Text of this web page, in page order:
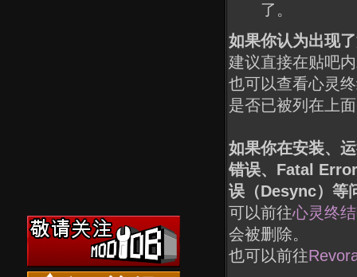
了。
如果你认为出现
建议直接在贴吧
也可以查看心灵
是否已被列在上
如果你在安装、
错误、Fatal
误（Desync）等
可以前往心灵终
会被删除。
也可以前往